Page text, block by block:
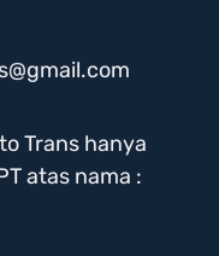
Trans hanya
atas nama :